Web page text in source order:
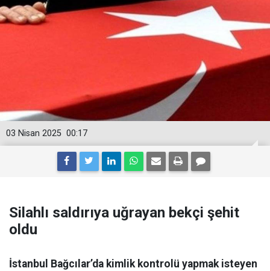
00:17
03 Nisan 2025
Silahlı saldırıya uğrayan bekçi şehit
oldu
İstanbul Bağcılar’da kimlik kontrolü yapmak isteyen